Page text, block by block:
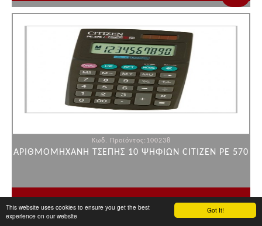
Got It!
This website uses cookies to ensure you get the best
experience on our website
Κωδ. Προϊόντος:100238
ΑΡΙΘΜΟΜΗΧΑΝΗ ΤΣΕΠΗΣ 10 ΨΗΦΙΩΝ CITIZEN PE 570